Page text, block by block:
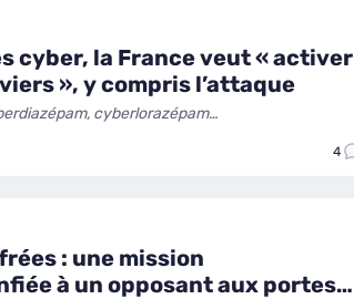
cyber, la France veut « activer
», y compris l’attaque
cyberlorazépam…
4
: une mission
à un opposant aux portes